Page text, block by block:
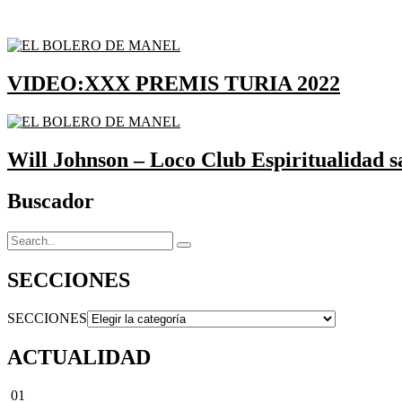
VIDEO:XXX PREMIS TURIA 2022
Will Johnson – Loco Club Espiritualidad
Buscador
SECCIONES
SECCIONES
ACTUALIDAD
01